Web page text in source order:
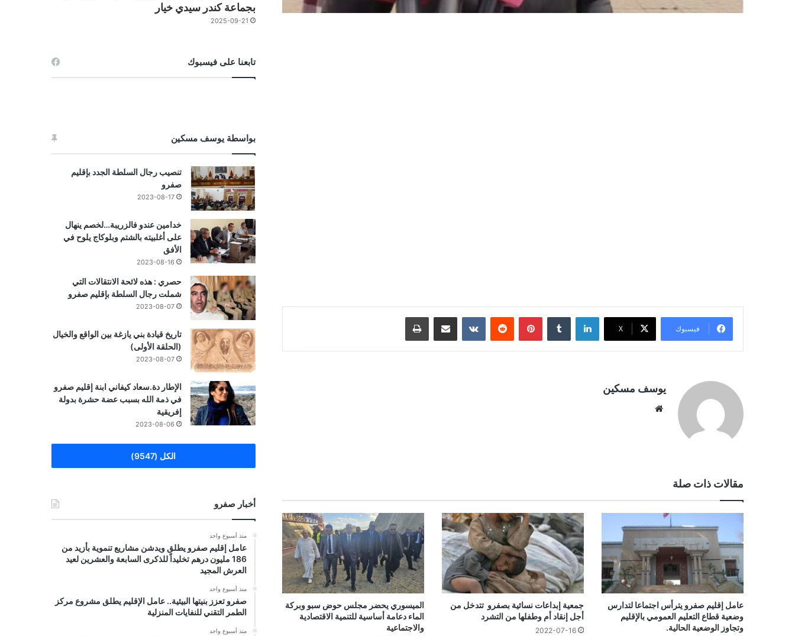
فيسبوك ‫X
لينكدإن بينتيريست مشاركة عبر البريد طباعة
يوسف مسكين
مقالات ذات صلة
عامل إقليم صفرو يترأس اجتماعا لتدارس
وضعية قطاع التعليم العمومي بالإقليم
وتجاوز الوضعية الحالية.
جمعية إبداعات نسائية بصفرو تتدخل من
أجل إنقاد أم وطفلها من التشرد
2022-07-16
الميسوري يحضر مجلس حوض سبو وبركة
الماء دعامة أساسية للتنمية الاقتصادية
والاجتماعية
بجماعة كندر سيدي خيار
2025-09-21
تابعنا على فيسبوك
بواسطة يوسف مسكين
تنصيب رجال السلطة الجدد بإقليم
صفرو
2023-08-17
خدامين عندو فالزريبة…لخصم ينهال
على أغلبيته بالشتم وبلوكاج يلوح في
الأفق
2023-08-16
حصري : هذه لائحة الانتقالات التي
شملت رجال السلطة بإقليم صفرو
2023-08-07
تاريخ قيادة بني يازغة بين الواقع والخيال
(الحلقة الأولى)
2023-08-07
الإطار دة.سعاد كيفاني ابنة إقليم صفرو
في ذمة الله بسبب عضة حشرة بدولة
إفريقية
2023-08-06
الكل (9547)
أخبار صفرو
منذ أسبوع واحد
عامل إقليم صفرو يطلق ويدشن مشاريع تنموية بأزيد من
186 مليون درهم تخليداً للذكرى السابعة والعشرين لعيد
العرش المجيد
منذ أسبوع واحد
صفرو تعزز بنيتها البيئية.. عامل الإقليم يطلق مشروع مركز
الطمر التقني للنفايات المنزلية
منذ أسبوع واحد